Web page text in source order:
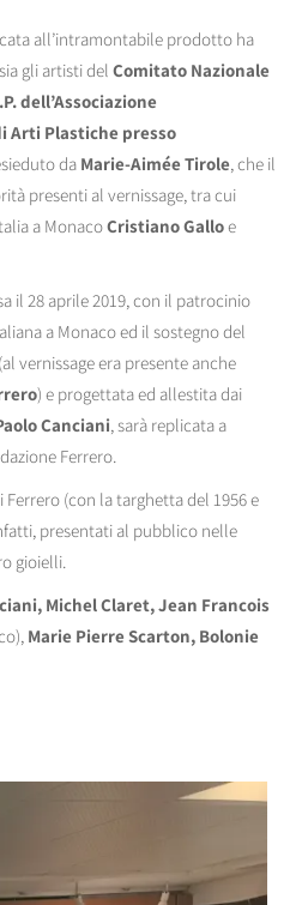
all’intramontabile prodotto ha
gli artisti del Comitato Nazionale
dell’Associazione
Arti Plastiche presso
da Marie-Aimée Tirole, che il
presenti al vernissage, tra cui
a MonacoCristiano Galloe
il 28 aprile 2019, con il patrocinio
a Monaco ed il sostegno del
vernissage era presente anche
) e progettata ed allestita dai
Canciani, sarà replicata a
Ferrero.
(con la targhetta del 1956 e
presentati al pubblico nelle
gioielli.
Michel Claret, Jean Francois
Marie Pierre Scarton, Bolonie